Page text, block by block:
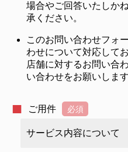
場合やご回答いたしか
承ください。
このお問い合わせフォ
わせについて対応して
店舗に対するお問い合
い合わせをお願いします
ご用件